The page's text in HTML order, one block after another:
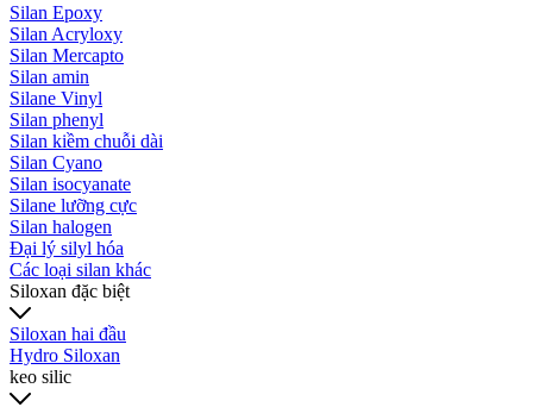
Silan Epoxy
Silan Acryloxy
Silan Mercapto
Silan amin
Silane Vinyl
Silan phenyl
Silan kiềm chuỗi dài
Silan Cyano
Silan isocyanate
Silane lưỡng cực
Silan halogen
Đại lý silyl hóa
Các loại silan khác
Siloxan đặc biệt
Siloxan hai đầu
Hydro Siloxan
keo silic